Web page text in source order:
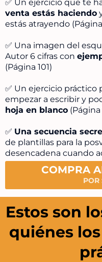
✅ Un ejercicio que te
venta estás haciendo
estás atrayendo
✅ Una imagen del
Autor 6 cifras con
(Página 101)
✅ Un ejercicio práctico
empezar a escribir y
hoja en blanco (Página
✅ Una secuencia
de plantillas para la
desencadena cuando
Estos son
quiénes